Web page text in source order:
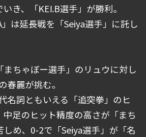
き、「KEI.B選手」が勝利。
」は延長戦を「Seiya選手」に託し
ちゃぼー選手」のリュウに対し
春麗が挑む。
名詞ともいえる「追突拳」のヒ
中足のヒット精度の高さが「まち
しめ、0-2で「Seiya選手」が「名